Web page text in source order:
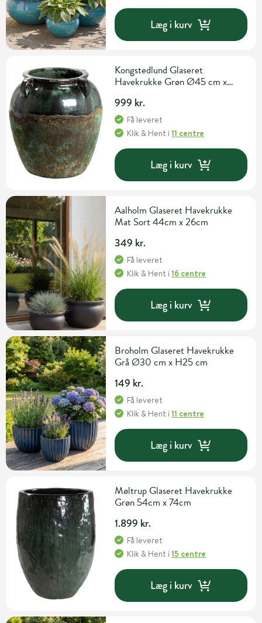
Læg i kurv
Kongstedlund Glaseret
Havekrukke Grøn Ø45 cm x
999 kr.
Få leveret
Klik & Hent i11 centre
Læg i kurv
Aalholm Glaseret Havekrukke
Mat Sort 44cm x 26cm
349 kr.
Få leveret
Klik & Hent i16 centre
Læg i kurv
Broholm Glaseret Havekrukke
Grå Ø30 cm x H25 cm
149 kr.
Få leveret
Klik & Hent i11 centre
Læg i kurv
Møltrup Glaseret Havekrukke
Grøn 54cm x 74cm
1.899 kr.
Få leveret
Klik & Hent i15 centre
Læg i kurv